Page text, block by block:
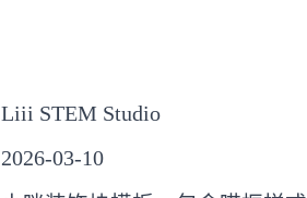
Liii STEM Studio
2026-03-10